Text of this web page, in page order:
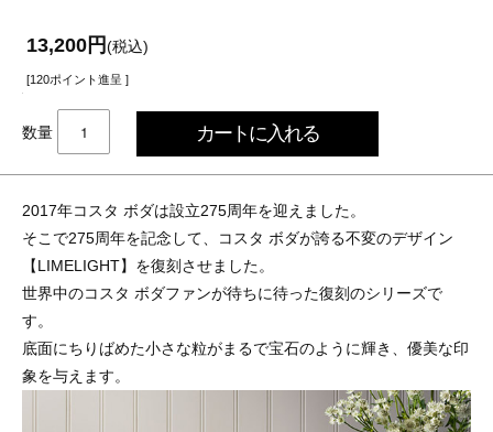
13,200円(税込)
[120ポイント進呈 ]
数量
2017年コスタ ボダは設立275周年を迎えました。
そこで275周年を記念して、コスタ ボダが誇る不変のデザイン
【LIMELIGHT】を復刻させました。
世界中のコスタ ボダファンが待ちに待った復刻のシリーズで
す。
底面にちりばめた小さな粒がまるで宝石のように輝き、優美な印
象を与えます。